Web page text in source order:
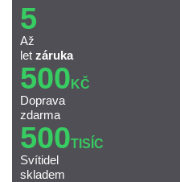
5
Až
let záruka
500 KČ
Doprava
zdarma
500TISÍC
Svítidel
skladem